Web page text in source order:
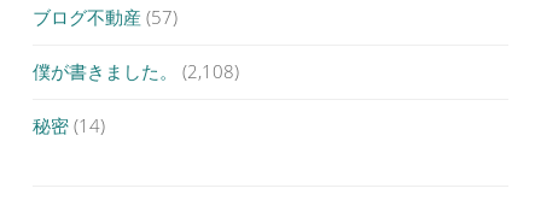
ブログ不動産 (57)
僕が書きました。 (2,108)
秘密 (14)